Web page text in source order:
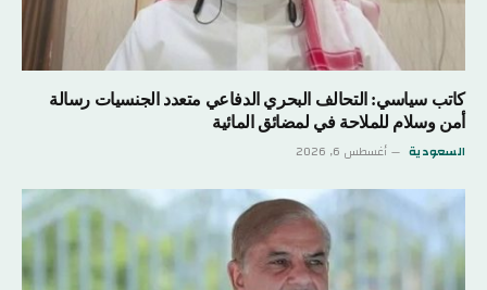
كاتب سياسي: التحالف البحري الدفاعي متعدد الجنسيات رسالة
أمن وسلام للملاحة في لمضائق المائية
السعودية أغسطس 6, 2026